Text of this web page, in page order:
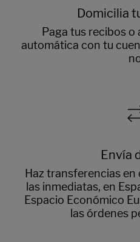
Domicilia
Paga tus recibos o
automática con tu
Envía
Haz transferencias en
las inmediatas, en
Espacio Económico
las órdenes